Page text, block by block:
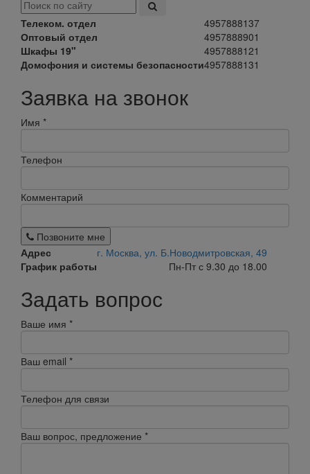
Телеком. отдел
4957888137
Оптовый отдел
4957888901
Шкафы 19"
4957888121
Домофония и системы безопасности4957888131
Заявка на звонок
Имя *
Телефон
Комментарий
Позвоните мне
Адрес
г. Москва, ул. Б.Новодмитровская, 49
График работы
Пн-Пт с 9.30 до 18.00
Задать вопрос
Ваше имя *
Ваш email *
Телефон для связи
Ваш вопрос, предложение *